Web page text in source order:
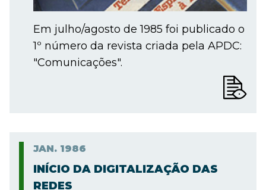
Em julho/agosto de 1985 foi publicado o
1º número da revista criada pela APDC:
"Comunicações".
JAN. 1986
INÍCIO DA DIGITALIZAÇÃO DAS
REDES